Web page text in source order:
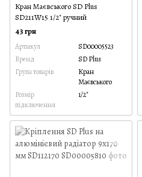
Кран Маєвського SD Plus
SD211W15 1/2" ручний
43 грн
Артикул
SD00005523
Бренд
SD Plus
Група товарів
Кран
Маєвського
Розмір
підключення
1/2"